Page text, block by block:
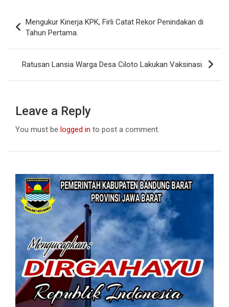
o
o
k
s
A
p
p
dI
n
navigation
Mengukur Kinerja KPK, Firli Catat Rekor Penindakan di
Tahun Pertama.
Ratusan Lansia Warga Desa Ciloto Lakukan Vaksinasi.
Leave a Reply
You must be logged in to post a comment.